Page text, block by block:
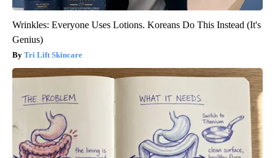
Wrinkles: Everyone Uses Lotions. Koreans Do This Instead (It's
Genius)
Tri Lift Skincare